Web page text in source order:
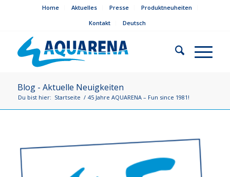
Home Aktuelles Presse
Produktneuheiten
Kontakt
Deutsch
Blog - Aktuelle Neuigkeiten
Du bist hier: Startseite / 45 Jahre AQUARENA – Fun since 1981!